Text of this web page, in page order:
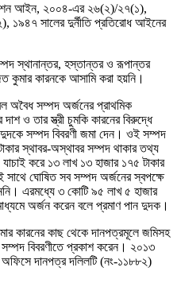
আইন, ২০০৪-এর ২৬(২)/২৭(১),
১৯৪৭ সালের দুর্নীতি প্রতিরোধ আইনের
স্থানান্তর, হস্তান্তর ও রূপান্তর
কুমার কারনকে আসামি করা হয়নি।
অবৈধ সম্পদ অর্জনের প্রাথমিক
ও তার স্ত্রী চুমকি কারনের বিরুদ্ধে
সম্পদ বিবরণী জমা দেন। ওই সম্পদ
স্থাবর-অস্থাবর সম্পদ থাকার তথ্য
করে ১৩ লাখ ১৩ হাজার ১৭৫ টাকার
ঘোষিত সব সম্পদ অর্জনের স্বপক্ষে
এরমধ্যে ৩ কোটি ৯৫ লাখ ৫ হাজার
অর্জন করেন বলে প্রমাণ পান দুদক।
কারনের কাছ থেকে দানপত্রমূলে জমিসহ
সম্পদ বিবরণীতে প্রকাশ করেন। ২০১৩
অফিসে দানপত্র দলিলটি (নং-১১৮৮২)